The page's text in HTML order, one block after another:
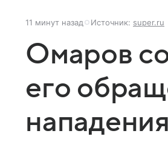
11 минут назад Источник: super.ru
Омаров
его